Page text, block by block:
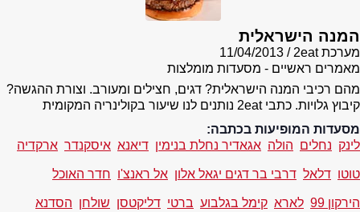
המנה הישראלית
מערכת 2eat
11/04/2013
מאמרים ראשיים - מסעדות מומלצות
מהם רכיבי המנה הישראלית? דגים, חצילים ומעורב. וצורת ההגשה?
קיבוץ גלויות. כתבי 2eat נותנים לנו שיעור בקולינריה המקומית
מסעדות המופיעות בכתבה:
לינק נחלים הולה אגאדיר נחלת בנימין דיאנא איסקנדר ארקדיה
טוטו דלאל דרבי בר דגים יגאל אלון אל ראנצ'ו חדר האוכל
הירקון 99 לארא קימל בגלבוע ברטי דליקטסן שולחן הסדנא